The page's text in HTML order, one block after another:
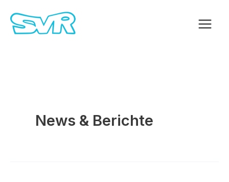
Inhalt
News & Berichte